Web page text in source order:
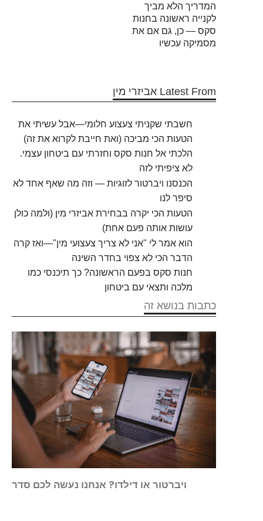
המדריך הלא מביך
לקנייה ראשונה בחנות
סקס — כן, גם אם את
מסמיקה עכשיו
Latest From אביזרי מין
חשבתי שקניתי צעצוע חלומי—אבל עשיתי את
הטעות הכי מביכה (ואת חייבת לקרוא את זה)
הלכתי אל חנות סקס וחזרתי עם ביטחון עצמי.
לא ציפיתי לזה
הכנסנו ויברטור לזוגיות — וזה מה שאף אחד לא
סיפר לנו
הטעות הכי יקרה בבחירת אביזרי מין (ולמה כולן
עושות אותה פעם אחת)
הוא אמר לי "אני לא צריך צעצועי מין"—ואז קרה
הדבר הכי לא צפוי בחדר השינה
חנות סקס בפעם הראשונה? כך תיכנסי כמו
מלכה ותצאי עם ביטחון
כתבות בנושא זה
ויברטור או דילדו? אנחנו נעשה לכם סדר